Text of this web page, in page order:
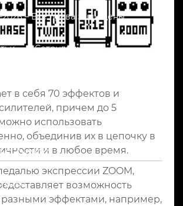
в себя 70 эффектов и
причем до 5
использовать
объединив их в цепочку в
и в любое время.
экспрессии ZOOM,
возможность
разными эффектами, например,
2026 – Все права защищены
Сотрудничество
9050